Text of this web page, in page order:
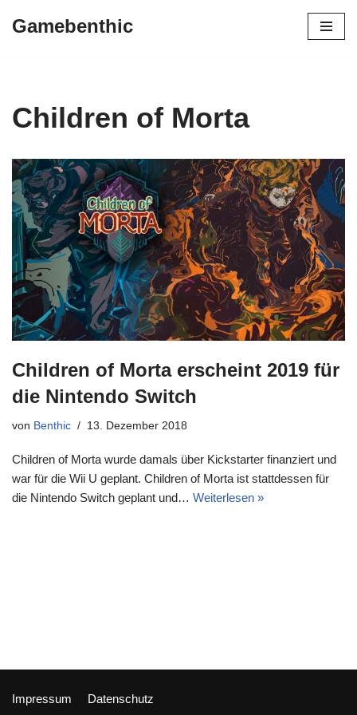
Gamebenthic
Children of Morta
Children of Morta erscheint 2019 für
die Nintendo Switch
von Benthic 13. Dezember 2018
Children of Morta wurde damals über Kickstarter finanziert und
war für die Wii U geplant. Children of Morta ist stattdessen für
die Nintendo Switch geplant und… Weiterlesen »
Impressum Datenschutz